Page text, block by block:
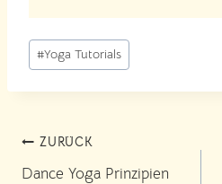
Schlagworte:
#Yoga Tutorials
Beitragsnavigation
ZURÜCK
Dance Yoga Prinzipien